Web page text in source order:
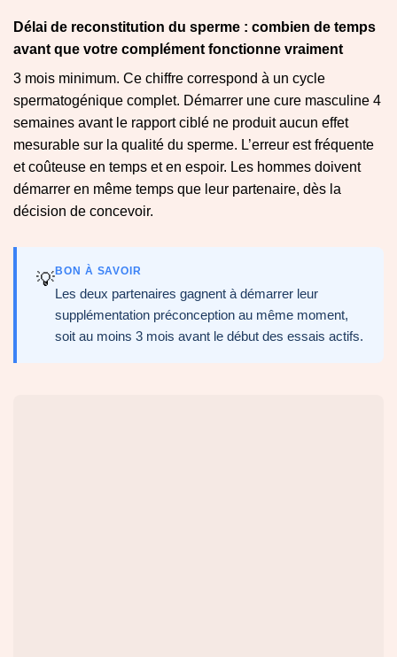
Délai de reconstitution du sperme : combien de temps
avant que votre complément fonctionne vraiment
3 mois minimum. Ce chiffre correspond à un cycle
spermatogénique complet. Démarrer une cure masculine 4
semaines avant le rapport ciblé ne produit aucun effet
mesurable sur la qualité du sperme. L’erreur est fréquente
et coûteuse en temps et en espoir. Les hommes doivent
démarrer en même temps que leur partenaire, dès la
décision de concevoir.
💡BON À SAVOIR
Les deux partenaires gagnent à démarrer leur
supplémentation préconception au même moment,
soit au moins 3 mois avant le début des essais actifs.